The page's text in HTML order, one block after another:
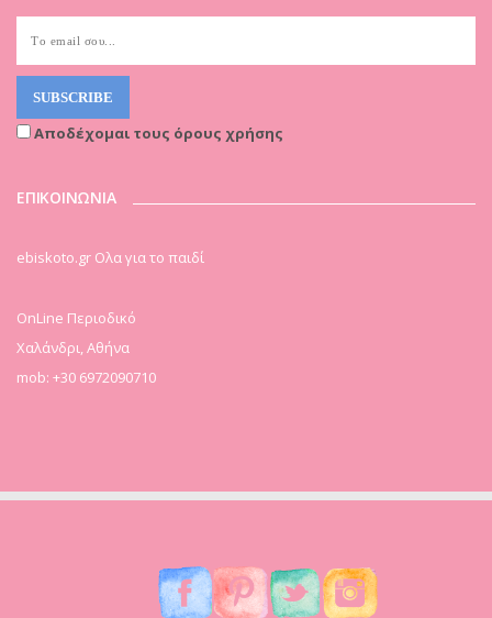
Αποδέχομαι τους όρους χρήσης
ΕΠΙΚΟΙΝΩΝΙΑ
ebiskoto.gr Ολα για το παιδί
OnLine Περιοδικό
Χαλάνδρι, Αθήνα
mob: +30 6972090710